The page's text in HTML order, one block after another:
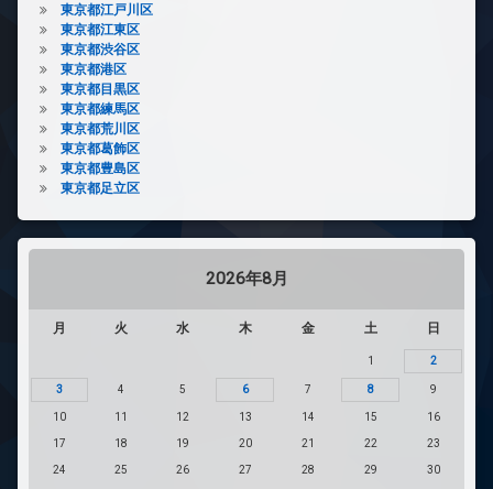
東京都江戸川区
東京都江東区
東京都渋谷区
東京都港区
東京都目黒区
東京都練馬区
東京都荒川区
東京都葛飾区
東京都豊島区
東京都足立区
2026年8月
月 火 水 木 金 土 日
1 2
3 4 5 6 7 8 9
10 11 12 13 14 15 16
17 18 19 20 21 22 23
24 25 26 27 28 29 30